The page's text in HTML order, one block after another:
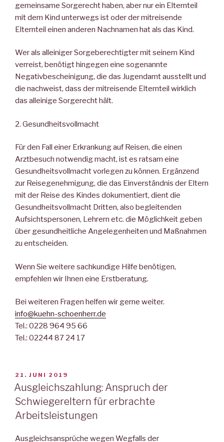
gemeinsame Sorgerecht haben, aber nur ein Elternteil
mit dem Kind unterwegs ist oder der mitreisende
Elternteil einen anderen Nachnamen hat als das Kind.
Wer als alleiniger Sorgeberechtigter mit seinem Kind
verreist, benötigt hingegen eine sogenannte
Negativbescheinigung, die das Jugendamt ausstellt und
die nachweist, dass der mitreisende Elternteil wirklich
das alleinige Sorgerecht hält.
2. Gesundheitsvollmacht
Für den Fall einer Erkrankung auf Reisen, die einen
Arztbesuch notwendig macht, ist es ratsam eine
Gesundheitsvollmacht vorlegen zu können. Ergänzend
zur Reisegenehmigung, die das Einverständnis der Eltern
mit der Reise des Kindes dokumentiert, dient die
Gesundheitsvollmacht Dritten, also begleitenden
Aufsichtspersonen, Lehrern etc. die Möglichkeit geben
über gesundheitliche Angelegenheiten und Maßnahmen
zu entscheiden.
Wenn Sie weitere sachkundige Hilfe benötigen,
empfehlen wir Ihnen eine Erstberatung.
Bei weiteren Fragen helfen wir gerne weiter.
info@kuehn-schoenherr.de
Tel.: 0228 964 95 66
Tel.: 02244 87 24 17
VERÖFFENTLICHT
AM
21. JUNI 2019
Ausgleichszahlung: Anspruch der
Schwiegereltern für erbrachte
Arbeitsleistungen
Ausgleichsansprüche wegen Wegfalls der